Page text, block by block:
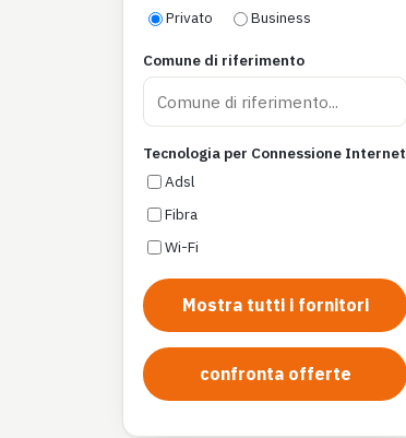
Privato Business
Comune di riferimento
Tecnologia per Connessione Internet
Adsl
Fibra
Wi-Fi
Mostra tutti i fornitori
confronta offerte